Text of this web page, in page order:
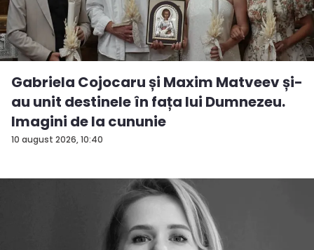
10 august 2026, 10:40
Gabriela Cojocaru și Maxim Matveev și-
au unit destinele în fața lui Dumnezeu.
Imagini de la cununie